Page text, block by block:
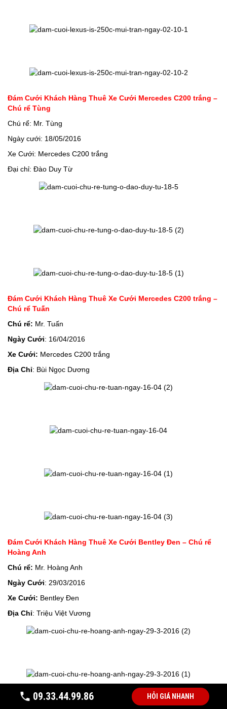
Đám Cưới Khách Hàng Thuê Xe Cưới Mercedes C200 trắng –
Chú rể Tùng
Chú rể: Mr. Tùng
Ngày cưới: 18/05/2016
Xe Cưới: Mercedes C200 trắng
Đại chỉ: Đào Duy Từ
Đám Cưới Khách Hàng Thuê Xe Cưới Mercedes C200 trắng –
Chú rể Tuấn
Chú rể: Mr. Tuấn
Ngày Cưới: 16/04/2016
Xe Cưới: Mercedes C200 trắng
Địa Chỉ: Bùi Ngọc Dương
Đám Cưới Khách Hàng Thuê Xe Cưới Bentley Đen – Chú rể
Hoàng Anh
Chú rể: Mr. Hoàng Anh
Ngày Cưới: 29/03/2016
Xe Cưới: Bentley Đen
Địa Chỉ: Triệu Việt Vương
09.33.44.99.86 HỎI GIÁ NHANH